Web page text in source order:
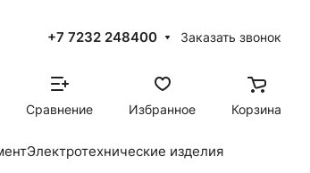
+7 7232 248400 Заказать звонок
Сравнение Избранное Корзина
Электротехнические изделия